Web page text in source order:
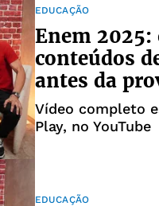
EDUCAÇÃO
Enem
conteúdos
antes da
Vídeo completo
Play, no YouTube
EDUCAÇÃO